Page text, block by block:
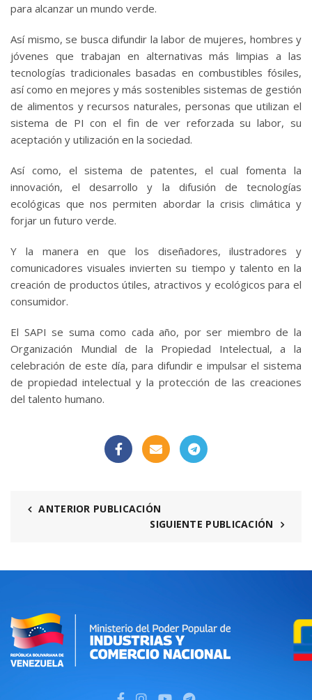
para alcanzar un mundo verde.
Así mismo, se busca difundir la labor de mujeres, hombres y
jóvenes que trabajan en alternativas más limpias a las
tecnologías tradicionales basadas en combustibles fósiles,
así como en mejores y más sostenibles sistemas de gestión
de alimentos y recursos naturales, personas que utilizan el
sistema de PI con el fin de ver reforzada su labor, su
aceptación y utilización en la sociedad.
Así como, el sistema de patentes, el cual fomenta la
innovación, el desarrollo y la difusión de tecnologías
ecológicas que nos permiten abordar la crisis climática y
forjar un futuro verde.
Y la manera en que los diseñadores, ilustradores y
comunicadores visuales invierten su tiempo y talento en la
creación de productos útiles, atractivos y ecológicos para el
consumidor.
El SAPI se suma como cada año, por ser miembro de la
Organización Mundial de la Propiedad Intelectual, a la
celebración de este día, para difundir e impulsar el sistema
de propiedad intelectual y la protección de las creaciones
del talento humano.
ANTERIOR PUBLICACIÓN
SIGUIENTE PUBLICACIÓN